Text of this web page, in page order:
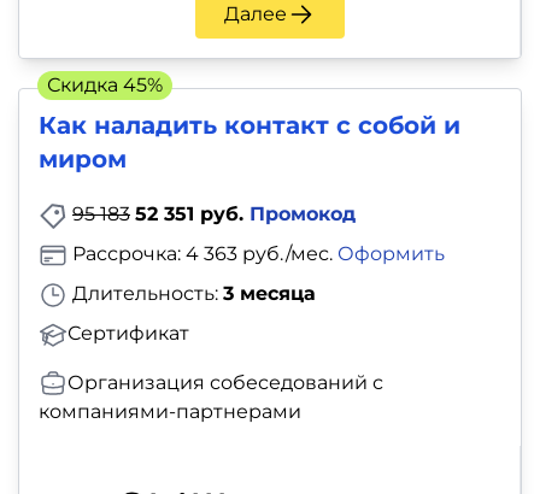
Далее
Как наладить контакт с собой и
миром
95 183 52 351 руб. Промокод
Длительность: 3 месяца
Сертификат
Рассрочка: 4 363 руб./мес. Оформить
Организация собеседований с
компаниями-партнерами
Скидка 45%